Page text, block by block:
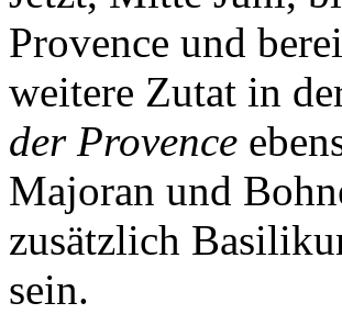
Provence und
weitere Zutat in
der Provence
Majoran und
zusätzlich
sein.